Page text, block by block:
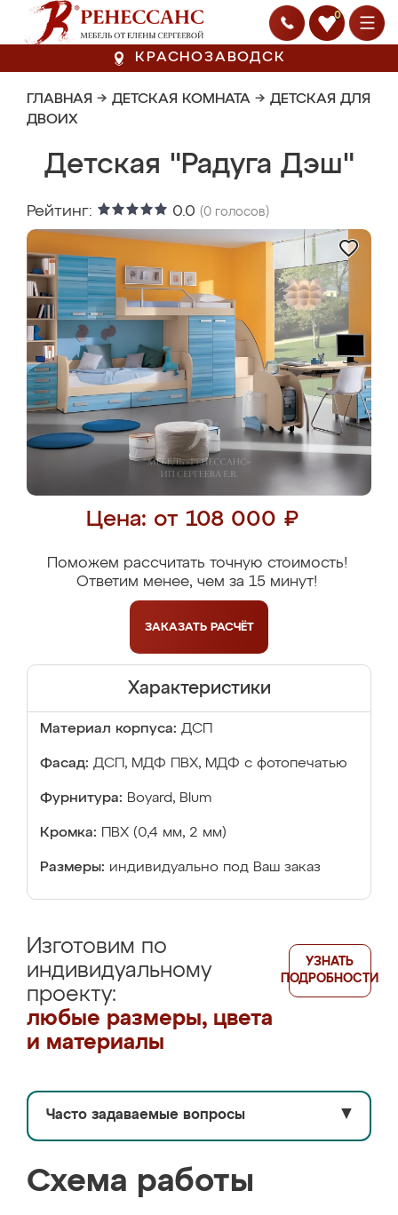
0
КРАСНОЗАВОДСК
ГЛАВНАЯ → ДЕТСКАЯ КОМНАТА → ДЕТСКАЯ ДЛЯ
ДВОИХ
Детская "Радуга Дэш"
Рейтинг: 0.0 (0 голосов)
Цена: от 108 000 ₽
Поможем рассчитать точную стоимость!
Ответим менее, чем за 15 минут!
ЗАКАЗАТЬ РАСЧЁТ
Характеристики
Материал корпуса: ДСП
Фасад: ДСП, МДФ ПВХ, МДФ с фотопечатью
Фурнитура: Boyard, Blum
Кромка: ПВХ (0,4 мм, 2 мм)
Размеры: индивидуально под Ваш заказ
Изготовим по
индивидуальному
проекту:
любые размеры, цвета
и материалы
УЗНАТЬ
ПОДРОБНОСТИ
Часто задаваемые вопросы ▼
Схема работы